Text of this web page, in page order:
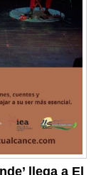
llega a El